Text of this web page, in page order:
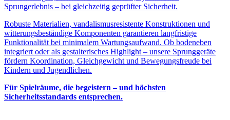
Sprungerlebnis – bei gleichzeitig geprüfter Sicherheit.
Robuste Materialien, vandalismusresistente Konstruktionen und
witterungsbeständige Komponenten garantieren langfristige
Funktionalität bei minimalem Wartungsaufwand. Ob bodeneben
integriert oder als gestalterisches Highlight – unsere Sprunggeräte
fördern Koordination, Gleichgewicht und Bewegungsfreude bei
Kindern und Jugendlichen.
Für Spielräume, die begeistern – und höchsten
Sicherheitsstandards entsprechen.